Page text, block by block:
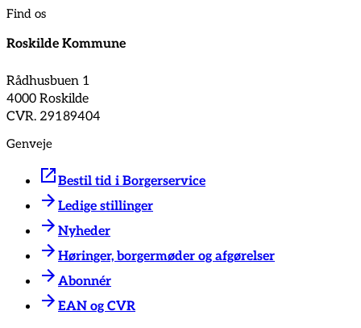
Find os
Roskilde Kommune
Rådhusbuen 1
4000 Roskilde
CVR. 29189404
Genveje
Bestil tid i Borgerservice
Ledige stillinger
Nyheder
Høringer, borgermøder og afgørelser
Abonnér
EAN og CVR